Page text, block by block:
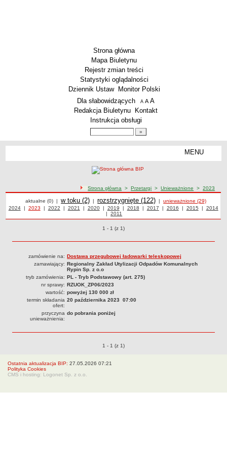
Strona główna
Mapa Biuletynu
Rejestr zmian treści
Statystyki oglądalności
Dziennik Ustaw
Monitor Polski
Menu dodatkowe
Dla słabowidzących A pomniejsz czcionkę
A standardowy rozmiar czcionki
A
Redakcja Biuletynu
Kontakt
Instrukcja obsługi
MENU
Przedmiot działalności wg. PKD
Status prawny
KOMUNIKATY
Informacje i komunikaty
Plany postępowań o UZP
Platforma zakupowa
Zamówienia publiczne
Historia Zakładu
FINANSE SPÓŁKI
ścieżka nawigacji
Strona główna >Przetargi >Unieważnione >2023
Przetargi unieważnione z 2023 roku
Przetargi
aktualne (0) |Przetargi
w toku (2) |Przetargi
rozstrzygnięte (122) | Przetargi
unieważnione (29)
Przetargi z roku
2024| Przetargi z roku
2023 | Przetargi z roku
2022 | Przetargi z roku
2021 | Przetargi z roku
2020| Przetargi z roku
2019 | Przetargi z roku
2018 | Przetargi z roku
2017 | Przetargi z roku
2016 | Przetargi z roku
2015 | Przetargi
2014
|Przetargi z roku
2011
Przetargi o pozycjach
1 - 1 (z 1)
zamówienie na: Dostawa przegubowej ładowarki teleskopowej
zamawiający: Regionalny Zakład Utylizacji Odpadów Komunalnych
Rypin Sp. z o.o
tryb zamówienia: PL - Tryb Podstawowy (art. 275)
nr sprawy: RZUOK_ZP06/2023
wartość: powyżej 130 000 zł
termin składania
ofert:
20 października 2023 07:00
przyczyna
unieważnienia:
do pobrania poniżej
Przetargi o pozycjach
1 - 1 (z 1)
Ostatnia aktualizacja BIP: 27.05.2026 07:21
Polityka Cookies
CMS i hosting: Logonet Sp. z o.o.